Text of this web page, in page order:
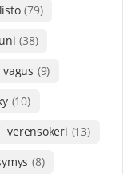
(79)
uni (38)
vagus (9)
(10)
verensokeri (13)
(8)